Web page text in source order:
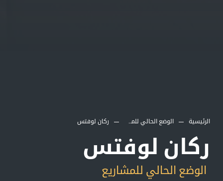
الرئيسية الوضع الحالي للمشاريع ركان لوفتس
ركان لوفتس
الوضع الحالي للمشاريع